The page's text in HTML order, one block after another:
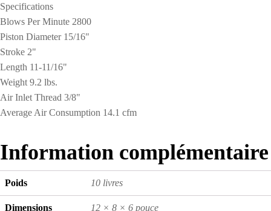
Specifications
Blows Per Minute 2800
Piston Diameter 15/16"
Stroke 2"
Length 11-11/16"
Weight 9.2 lbs.
Air Inlet Thread 3/8"
Average Air Consumption 14.1 cfm
Information complémentaire
Poids 10 livres
Dimensions 12 × 8 × 6 pouce